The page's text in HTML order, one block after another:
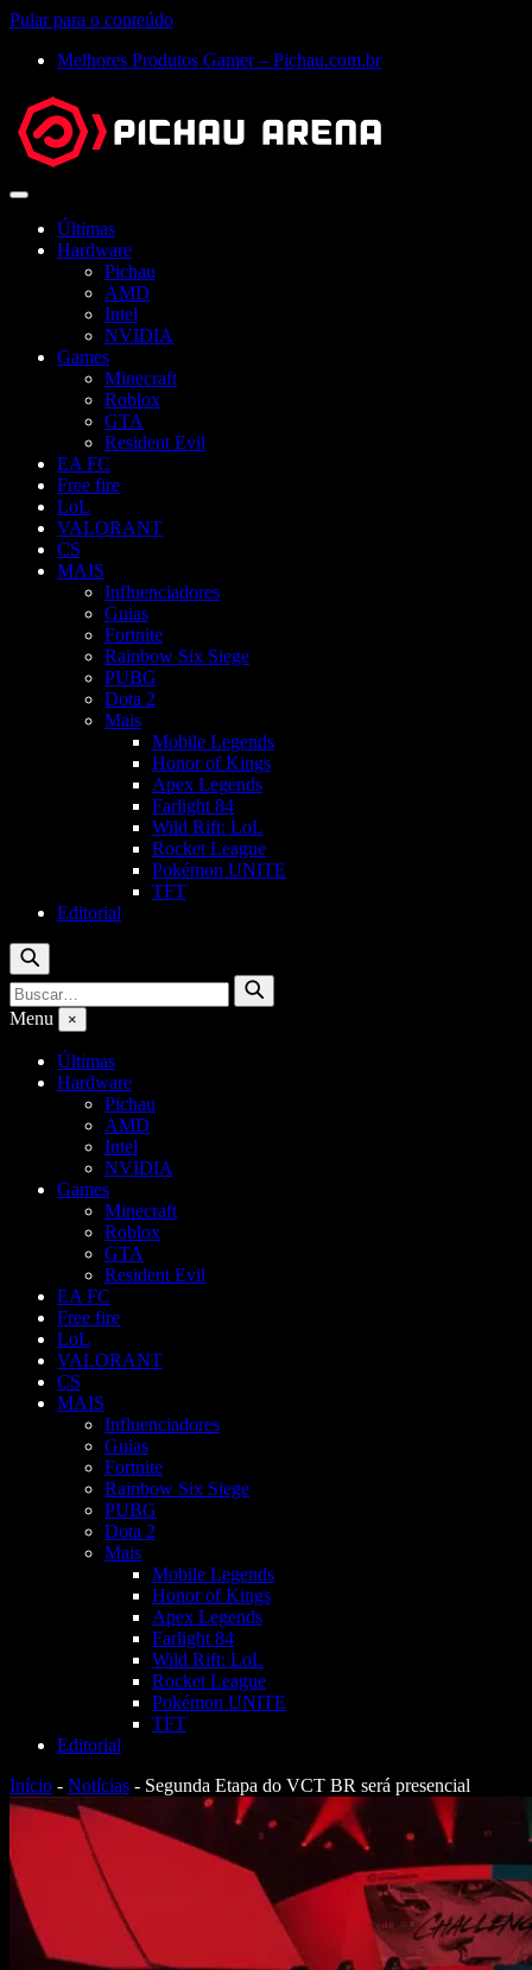
Pular para o conteúdo
Melhores Produtos Gamer – Pichau.com.br
Abrir
Últimas
Hardware
Pichau
AMD
Intel
NVIDIA
Games
Minecraft
Roblox
GTA
Resident Evil
EA FC
Free fire
LoL
VALORANT
CS
MAIS
Influenciadores
Guias
Fortnite
Rainbow Six Siege
PUBG
Dota 2
Mais
Mobile Legends
Honor of Kings
Apex Legends
Farlight 84
Wild Rift: LoL
Rocket League
Pokémon UNITE
TFT
Editorial
Buscar
Buscar
por:
Buscar
Menu ×
Últimas
Hardware
Pichau
AMD
Intel
NVIDIA
Games
Minecraft
Roblox
GTA
Resident Evil
EA FC
Free fire
LoL
VALORANT
CS
MAIS
Influenciadores
Guias
Fortnite
Rainbow Six Siege
PUBG
Dota 2
Mais
Mobile Legends
Honor of Kings
Apex Legends
Farlight 84
Wild Rift: LoL
Rocket League
Pokémon UNITE
TFT
Editorial
Início - Notícias - Segunda Etapa do VCT BR será presencial